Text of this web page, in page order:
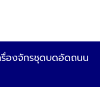
รื่องจักรชุดบดอัดถนน